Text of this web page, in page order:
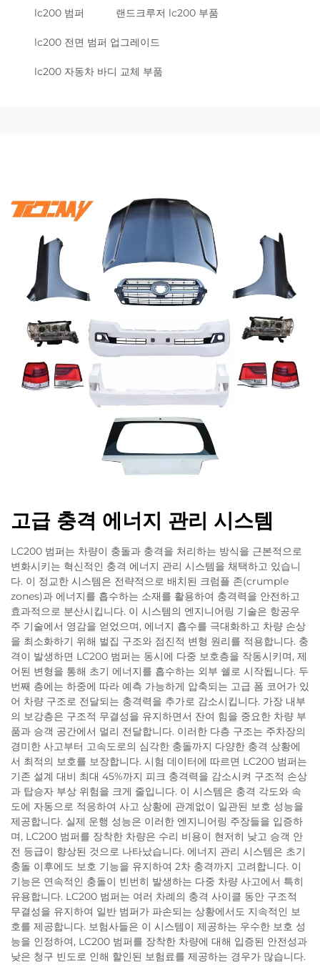
lc200 범퍼 랜드크루저 lc200 부품
lc200 전면 범퍼 업그레이드
lc200 자동차 바디 교체 부품
고급 충격 에너지 관리 시스템
LC200 범퍼는 차량이 충돌과 충격을 처리하는 방식을 근본적으로
변화시키는 혁신적인 충격 에너지 관리 시스템을 채택하고 있습니
다. 이 정교한 시스템은 전략적으로 배치된 크럼플 존(crumple
zones)과 에너지를 흡수하는 소재를 활용하여 충격력을 안전하고
효과적으로 분산시킵니다. 이 시스템의 엔지니어링 기술은 항공우
주 기술에서 영감을 얻었으며, 에너지 흡수를 극대화하고 차량 손상
을 최소화하기 위해 벌집 구조와 점진적 변형 원리를 적용합니다. 충
격이 발생하면 LC200 범퍼는 동시에 다중 보호층을 작동시키며, 제
어된 변형을 통해 초기 에너지를 흡수하는 외부 쉘로 시작됩니다. 두
번째 층에는 하중에 따라 예측 가능하게 압축되는 고급 폼 코어가 있
어 차량 구조로 전달되는 충격력을 추가로 감소시킵니다. 가장 내부
의 보강층은 구조적 무결성을 유지하면서 잔여 힘을 중요한 차량 부
품과 승객 공간에서 멀리 전달합니다. 이러한 다층 구조는 주차장의
경미한 사고부터 고속도로의 심각한 충돌까지 다양한 충격 상황에
서 최적의 보호를 보장합니다. 시험 데이터에 따르면 LC200 범퍼는
기존 설계 대비 최대 45%까지 피크 충격력을 감소시켜 구조적 손상
과 탑승자 부상 위험을 크게 줄입니다. 이 시스템은 충격 각도와 속
도에 자동으로 적응하여 사고 상황에 관계없이 일관된 보호 성능을
제공합니다. 실제 운행 성능은 이러한 엔지니어링 주장들을 입증하
며, LC200 범퍼를 장착한 차량은 수리 비용이 현저히 낮고 승객 안
전 등급이 향상된 것으로 나타났습니다. 에너지 관리 시스템은 초기
충돌 이후에도 보호 기능을 유지하여 2차 충격까지 고려합니다. 이
기능은 연속적인 충돌이 빈번히 발생하는 다중 차량 사고에서 특히
유용합니다. LC200 범퍼는 여러 차례의 충격 사이클 동안 구조적
무결성을 유지하여 일반 범퍼가 파손되는 상황에서도 지속적인 보
호를 제공합니다. 보험사들은 이 시스템이 제공하는 우수한 보호 성
능을 인정하여, LC200 범퍼를 장착한 차량에 대해 입증된 안전성과
낮은 청구 빈도로 인해 할인된 보험료를 제공하는 경우가 많습니다.